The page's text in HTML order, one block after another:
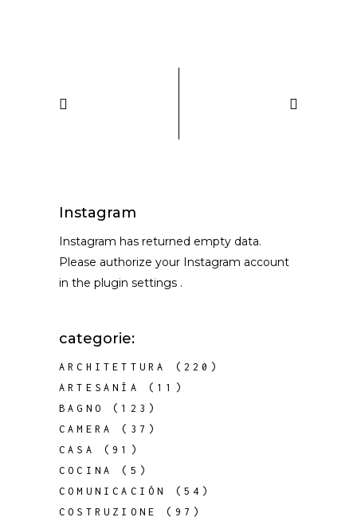
Instagram
Instagram has returned empty data.
Please authorize your Instagram account
in the plugin settings .
categorie:
ARCHITETTURA
(220)
ARTESANÍA
(11)
BAGNO
(123)
CAMERA
(37)
CASA
(91)
COCINA
(5)
COMUNICACIÓN
(54)
COSTRUZIONE
(97)